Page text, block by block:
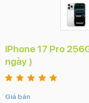
iPhone 17 Pro
ngày )
Giá bán